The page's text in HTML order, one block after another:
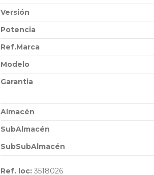
Versión
Potencia
Ref.Marca
Modelo
Garantia
Almacén
SubAlmacén
SubSubAlmacén
Ref. loc: 3518026